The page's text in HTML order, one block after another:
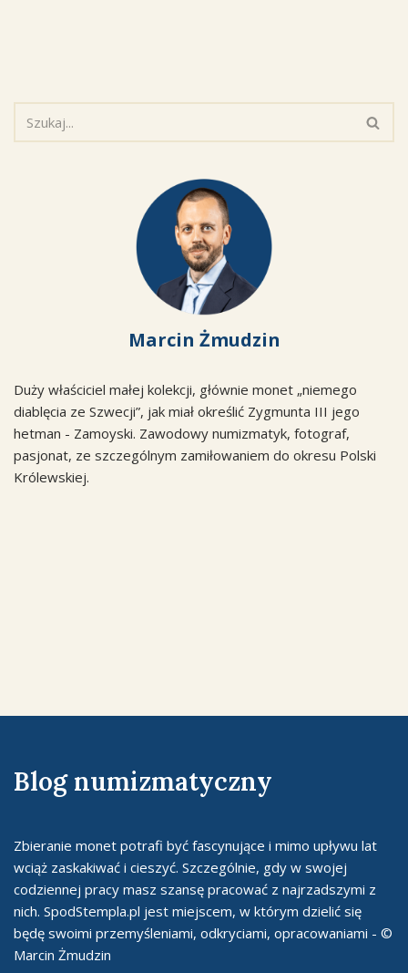
Marcin Żmudzin
Duży właściciel małej kolekcji, głównie monet „niemego
diablęcia ze Szwecji”, jak miał określić Zygmunta III jego
hetman - Zamoyski. Zawodowy numizmatyk, fotograf,
pasjonat, ze szczególnym zamiłowaniem do okresu Polski
Królewskiej.
Blog numizmatyczny
Zbieranie monet potrafi być fascynujące i mimo upływu lat
wciąż zaskakiwać i cieszyć. Szczególnie, gdy w swojej
codziennej pracy masz szansę pracować z najrzadszymi z
nich. SpodStempla.pl jest miejscem, w którym dzielić się
będę swoimi przemyśleniami, odkryciami, opracowaniami - ©
Marcin Żmudzin